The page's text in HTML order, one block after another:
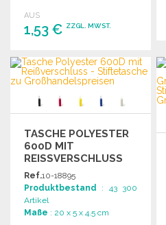
AUS
1,53 € ZZGL. MWST.
BESTELLEN
Angebot anfordern
TASCHE POLYESTER
600D MIT
REISSVERSCHLUSS Z
U G
ROSSHANDELSPREISEN
Ref.10-18895
Produktbestand : 43 300
Artikel
Maße : 20 x 5 x 4.5 cm